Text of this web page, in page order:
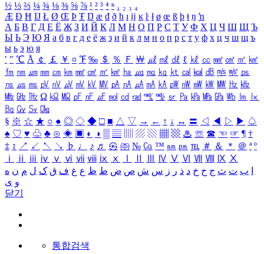
½ ⅓ ⅔ ¼ ¾ ⅛ ⅜ ⅝ ⅞ ¹ ² ³ ⁴ ⁿ ₁ ₂ ₃ ₄
Æ Ð Ħ Ĳ Ł Ø Œ Þ Ŧ Ŋ æ đ ð ħ ı ĳ ĸ ŀ ł ø œ ß þ ŧ ŋ ŉ
А Б В Г Д Е Ё Ж З И Й К Л М Н О П Р С Т У Ф Х Ц Ч Ш Щ Ъ
Ы Ь Э Ю Я а б в г д е ё ж з и й к л м н о п р с т у ф х ц ч ш щ ъ
ы ь э ю я
′ ″ ℃ Å ￠ ￡ ￥ ¤ ℉ ‰ ＄ ％ Ｆ ￦ ㎕ ㎖ ㎗ ℓ ㎘ ㏄ ㎣ ㎤ ㎥ ㎦
㎙ ㎚ ㎛ ㎜ ㎝ ㎞ ㎟ ㎠ ㎡ ㎢ ㏊ ㎍ ㎎ ㎏ ㏏ ㎈ ㎉ ㏈ ㎧ ㎨ ㎰
㎱ ㎲ ㎳ ㎴ ㎵ ㎶ ㎷ ㎸ ㎹ ㎀ ㎁ ㎂ ㎃ ㎄ ㎺ ㎻ ㎽ ㎾ ㎿ ㎐ ㎑
㎒ ㎓ ㎔ Ω ㏀ ㏁ ㎊ ㎋ ㎌ ㏖ ㏅ ㎭ ㎮ ㎯ ㏛ ㎩ ㎪ ㎫ ㎬ ㏝ ㏐
㏓
㏃ ㏉ ㏜ ㏆
§ ※ ☆ ★ ○ ● ◎ ◇ ◆ □ ■ △ ▽ → ← ↑ ↓ ↔ 〓 ◁ ◀ ▷ ▶ ♤
♠ ♡ ♥ ♧ ♣ ⊙ ◈ ▣ ◐ ◑ ▒ ▤ ▨ ▧ ▦ ▩ ♨ ☏ ☎ ☜ ☞ ¶ †
‡ ↕ ↗ ↙ ↖ ↘ ♭ ♩ ♪ ♬ ㉿ ㈜ № ㏇ ™ ㏂ ㏘ ℡ ＃ ＆ ＊ ＠ ª º
ⅰ
ⅱ ⅲ ⅳ ⅴ ⅵ ⅶ ⅷ ⅸ ⅹ Ⅳ Ⅴ Ⅵ Ⅶ Ⅷ Ⅸ Ⅹ
ب ت ث ج ح خ د ذ ر ز س ش ص ض ط ظ ع غ ف ق ک ل م ن ه
و ی
닫기
통합검색